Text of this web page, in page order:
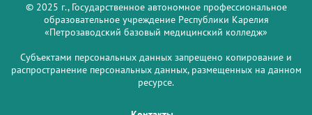
© 2025 г., Государственное автономное профессиональное
образовательное учреждение Республики Карелия
«Петрозаводский базовый медицинский колледж»
Субъектами персональных данных запрещено копирование и
распространение персональных данных, размещенных на данном
ресурсе.